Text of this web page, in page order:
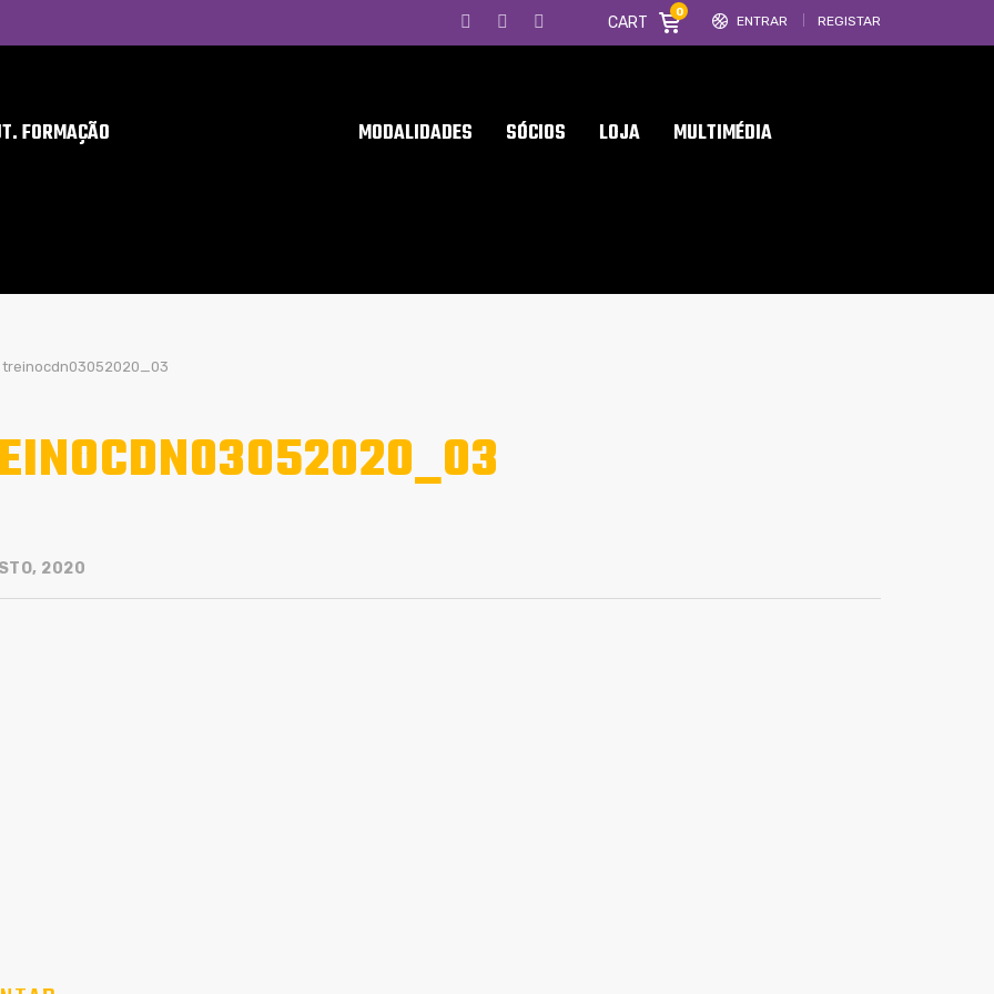
ENTRAR REGISTAR
CART
0
FORMAÇÃO MODALIDADES SÓCIOS LOJA MULTIMÉDIA
treinocdn03052020_03
2020